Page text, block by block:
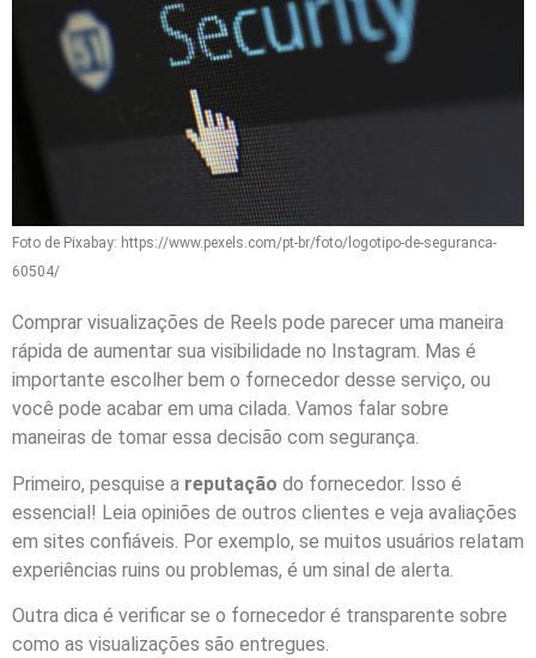
Foto de Pixabay: https://www.pexels.com/pt-br/foto/logotipo-de-seguranca-
60504/
Comprar visualizações de Reels pode parecer uma maneira
rápida de aumentar sua visibilidade no Instagram. Mas é
importante escolher bem o fornecedor desse serviço, ou
você pode acabar em uma cilada. Vamos falar sobre
maneiras de tomar essa decisão com segurança.
Primeiro, pesquise a reputação do fornecedor. Isso é
essencial! Leia opiniões de outros clientes e veja avaliações
em sites confiáveis. Por exemplo, se muitos usuários relatam
experiências ruins ou problemas, é um sinal de alerta.
Outra dica é verificar se o fornecedor é transparente sobre
como as visualizações são entregues.